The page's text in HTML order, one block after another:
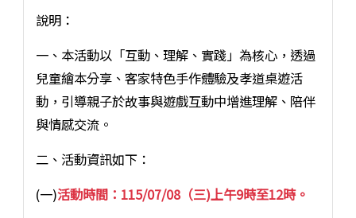
說明：
一、本活動以「互動、理解、實踐」為核心，透過
兒童繪本分享、客家特色手作體驗及孝道桌遊活
動，引導親子於故事與遊戲互動中增進理解、陪伴
與情感交流。
二、活動資訊如下：
(一)活動時間：115/07/08（三)上午9時至12時。